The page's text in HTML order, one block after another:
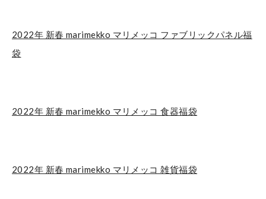
2022年 新春 marimekko マリメッコ ファブリックパネル福
袋
2022年 新春 marimekko マリメッコ 食器福袋
2022年 新春 marimekko マリメッコ 雑貨福袋